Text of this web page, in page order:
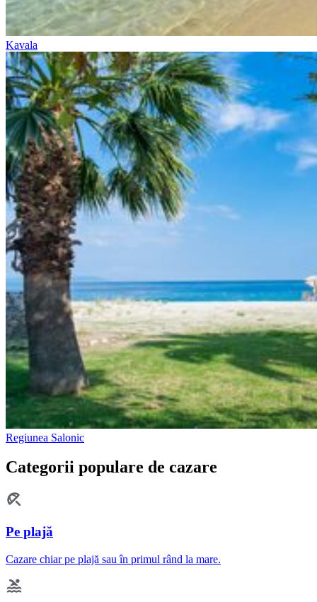
Kavala
Regiunea Salonic
Categorii populare de cazare
Pe plajă
Cazare chiar pe plajă sau în primul rând la mare.